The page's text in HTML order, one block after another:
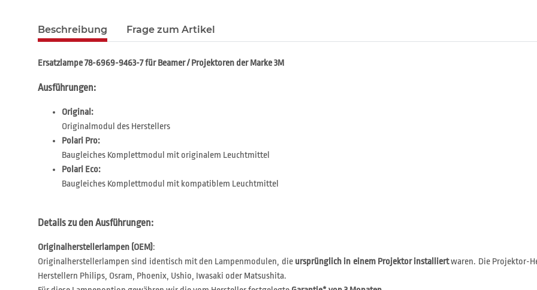
Beschreibung Frage zum Artikel
Ersatzlampe 78-6969-9463-7 für Beamer / Projektoren der Marke 3M
Ausführungen:
Original:
Originalmodul des Herstellers
Polari Pro:
Baugleiches Komplettmodul mit originalem Leuchtmittel
Polari Eco:
Baugleiches Komplettmodul mit kompatiblem Leuchtmittel
Details zu den Ausführungen:
Originalherstellerlampen (OEM):
Originalherstellerlampen sind identisch mit den Lampenmodulen, die ursprünglich in einem Projektor installiertwaren. Die Projektor-
Herstellern Philips, Osram, Phoenix, Ushio, Iwasaki oder Matsushita.